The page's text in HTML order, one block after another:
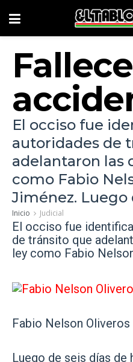
El occiso fue
autoridades de
adelantaron las
como Fabio
Jiménez. Luego
Inicio Judicial
El occiso fue
de tránsito que
ley como Fabio
Fabio Nelson
Luego de seis días de